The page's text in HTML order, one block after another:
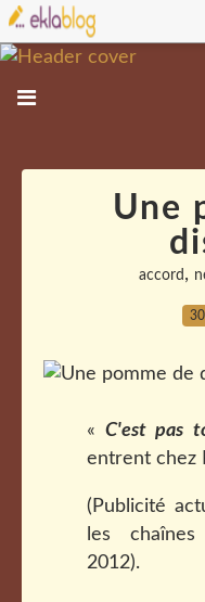
Une
accord ,
«C'est pas
entrent chez
(Publicité
les
2012).